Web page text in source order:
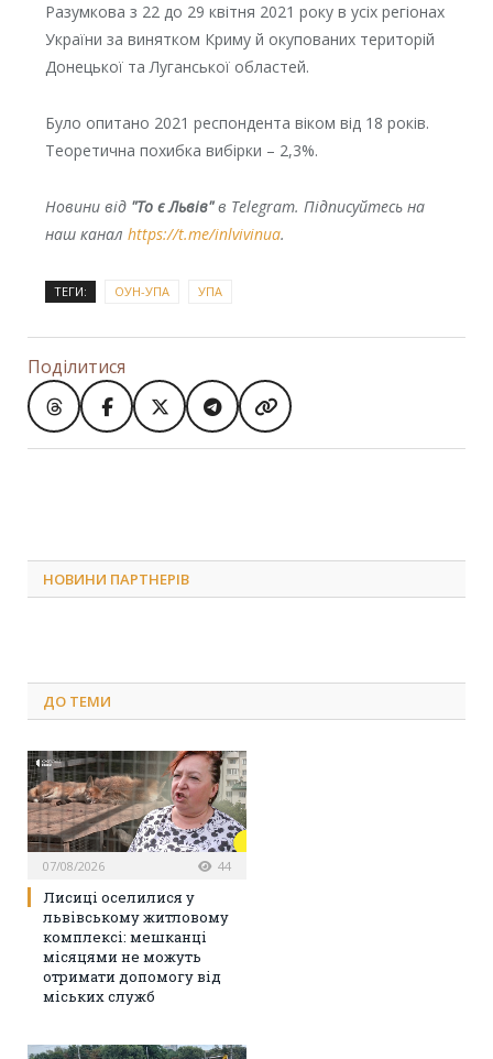
Разумкова з 22 до 29 квітня 2021 року в усіх регіонах
України за винятком Криму й окупованих територій
Донецької та Луганської областей.
Було опитано 2021 респондента віком від 18 років.
Теоретична похибка вибірки – 2,3%.
Новини від "То є Львів"в Telegram. Підписуйтесь на
наш канал https://t.me/inlvivinua.
ТЕГИ: ОУН-УПА УПА
Поділитися
НОВИНИ ПАРТНЕРІВ
ДО ТЕМИ
07/08/2026 44
Лисиці оселилися у
львівському житловому
комплексі: мешканці
місяцями не можуть
отримати допомогу від
міських служб